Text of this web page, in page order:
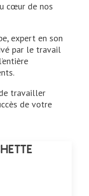
cœur de nos
expert en son
par le travail
travailler
de votre